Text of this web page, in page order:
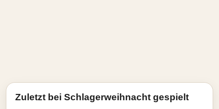
Zuletzt bei Schlagerweihnacht gespielt